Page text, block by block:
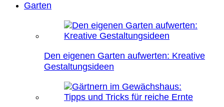
Garten
Den eigenen Garten aufwerten: Kreative
Gestaltungsideen